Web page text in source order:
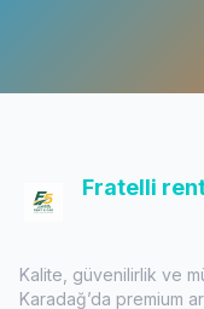
Fratelli
Kalite, güvenilirlik ve
Karadağ’da premium